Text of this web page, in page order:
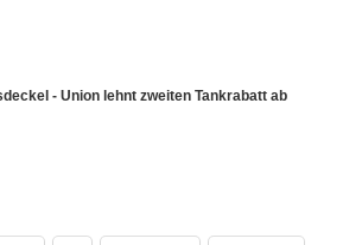
- Union lehnt zweiten Tankrabatt ab